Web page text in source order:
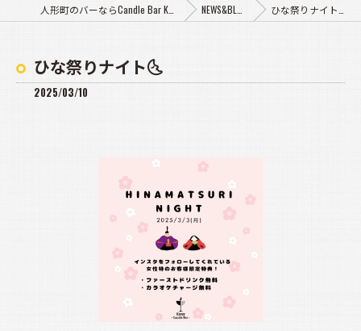
NEWS&BLOG ひな祭りナイト🌜️
ひな祭りナイト🌜️
2025/03/10